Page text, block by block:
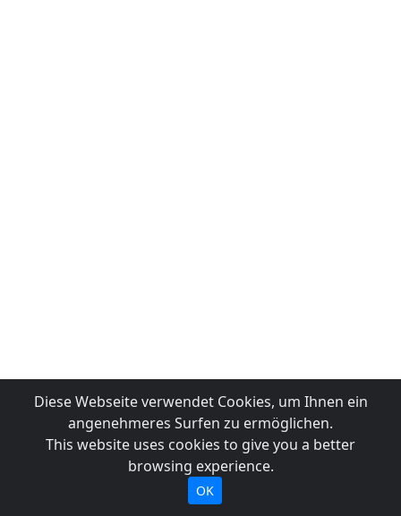
Diese Webseite verwendet Cookies, um Ihnen ein
angenehmeres Surfen zu ermöglichen.
This website uses cookies to give you a better
browsing experience.
OK